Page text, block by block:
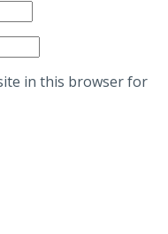
in this browser for